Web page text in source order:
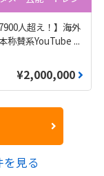
人超え！】海外
称賛系YouTube ...
¥2,000,000
見る